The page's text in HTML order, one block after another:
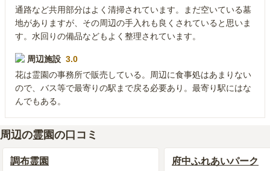
通路など共用部分はよく清掃されています。まだ空いている墓
地がありますが、その周辺の手入れも良くされていると思いま
す。水回りの備品などもよく整理されています。
周辺施設 3.0
花は霊園の事務所で販売している。周辺に食事処はあまりない
ので、バス等で最寄りの駅まで戻る必要あり。最寄り駅にはな
んでもある。
周辺の霊園の口コミ
調布霊園 府中ふれあいパーク